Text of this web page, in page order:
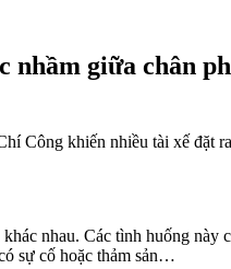
giữa chân
Công khiến nhiều tài xế
nhau. Các tình huống
sự cố hoặc thảm sản…